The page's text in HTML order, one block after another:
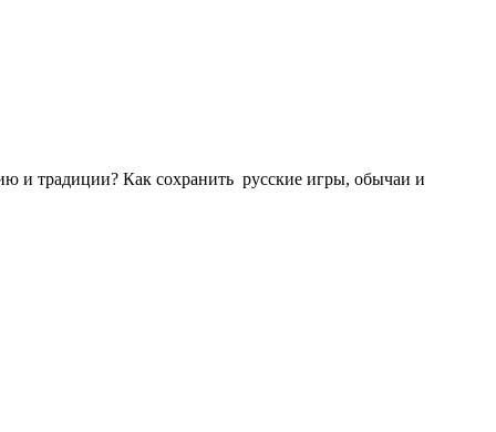
и традиции? Как сохранить русские игры, обычаи и